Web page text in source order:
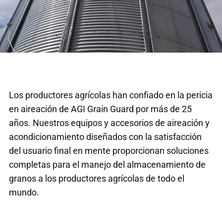
Los productores agrícolas han confiado en la pericia
en aireación de AGI Grain Guard por más de 25
años. Nuestros equipos y accesorios de aireación y
acondicionamiento diseñados con la satisfacción
del usuario final en mente proporcionan soluciones
completas para el manejo del almacenamiento de
granos a los productores agrícolas de todo el
mundo.